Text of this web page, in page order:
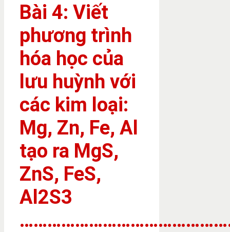
Bài 4: Viết
phương trình
hóa học của
lưu huỳnh với
các kim loại:
Mg, Zn, Fe, Al
tạo ra MgS,
ZnS, FeS,
Al2S3